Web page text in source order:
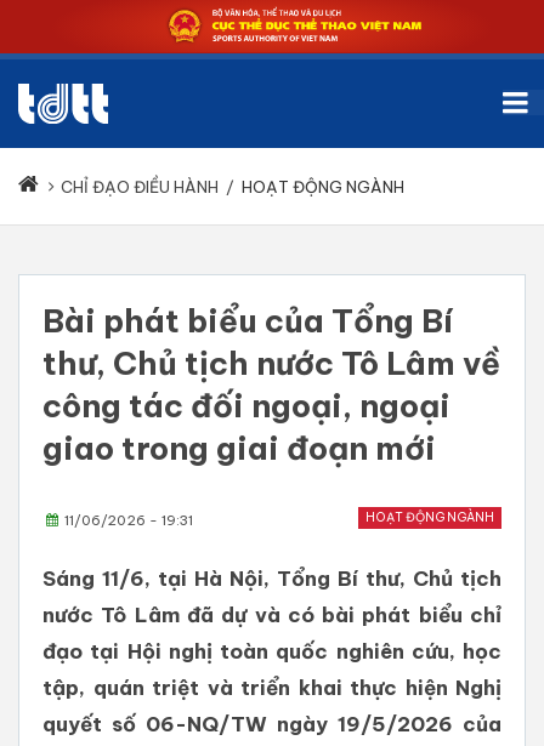
CHỈ ĐẠO ĐIỀU HÀNH / HOẠT ĐỘNG NGÀNH
Bài phát biểu của Tổng Bí
thư, Chủ tịch nước Tô Lâm về
công tác đối ngoại, ngoại
giao trong giai đoạn mới
HOẠT ĐỘNG NGÀNH
11/06/2026 - 19:31
Sáng 11/6, tại Hà Nội, Tổng Bí thư, Chủ tịch
nước Tô Lâm đã dự và có bài phát biểu chỉ
đạo tại Hội nghị toàn quốc nghiên cứu, học
tập, quán triệt và triển khai thực hiện Nghị
quyết số 06-NQ/TW ngày 19/5/2026 của